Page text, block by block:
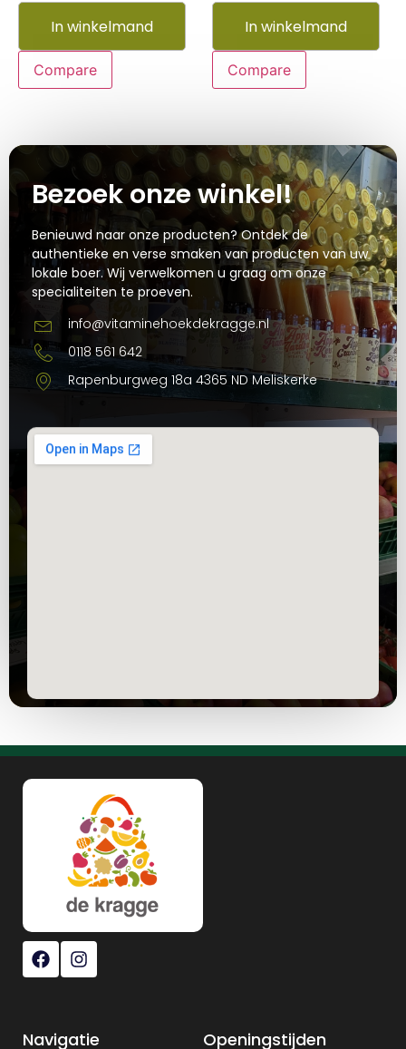
In winkelmand
Compare
In winkelmand
Compare
Bezoek onze winkel!
Benieuwd naar onze producten? Ontdek de
authentieke en verse smaken van producten van uw
lokale boer. Wij verwelkomen u graag om onze
specialiteiten te proeven.
info@vitaminehoekdekragge.nl
0118 561 642
Rapenburgweg 18a 4365 ND Meliskerke
Navigatie Openingstijden